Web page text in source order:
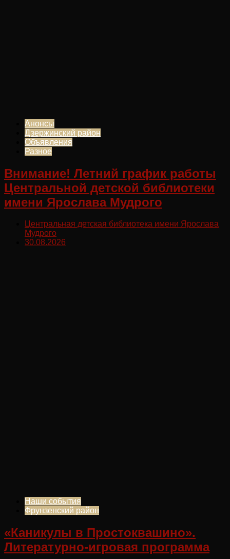
Анонсы
Дзержинский район
Объявления
Разное
Внимание! Летний график работы
Центральной детской библиотеки
имени Ярослава Мудрого
Центральная детская библиотека имени Ярослава
Мудрого
30.08.2026
Наши события
Фрунзенский район
«Каникулы в Простоквашино».
Литературно-игровая программа